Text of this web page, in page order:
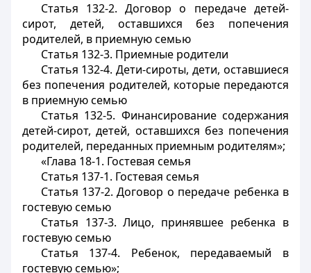
Статья 132-2. Договор о передаче детей-
сирот, детей, оставшихся без попечения
родителей, в приемную семью
Статья 132-3. Приемные родители
Статья 132-4. Дети-сироты, дети, оставшиеся
без попечения родителей, которые передаются
в приемную семью
Статья 132-5. Финансирование содержания
детей-сирот, детей, оставшихся без попечения
родителей, переданных приемным родителям»;
«Глава 18-1. Гостевая семья
Статья 137-1. Гостевая семья
Статья 137-2. Договор о передаче ребенка в
гостевую семью
Статья 137-3. Лицо, принявшее ребенка в
гостевую семью
Статья 137-4. Ребенок, передаваемый в
гостевую семью»;